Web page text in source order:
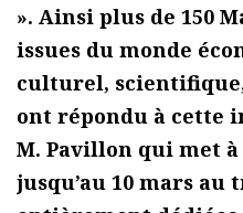
». Ainsi plus de 150
issues du monde
culturel,
ont répondu à cette
M. Pavillon qui met
jusqu’au 10 mars